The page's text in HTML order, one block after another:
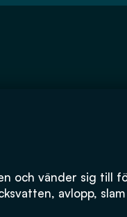
och vänder sig till
avlopp,